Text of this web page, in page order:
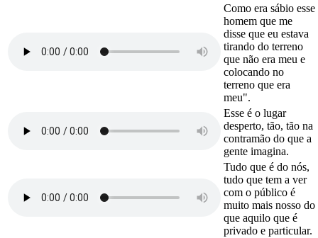
Como era sábio esse
homem que me
disse que eu estava
tirando do terreno
que não era meu e
colocando no
terreno que era
meu".
Esse é o lugar
desperto, tão, tão na
contramão do que a
gente imagina.
Tudo que é do nós,
tudo que tem a ver
com o público é
muito mais nosso do
que aquilo que é
privado e particular.